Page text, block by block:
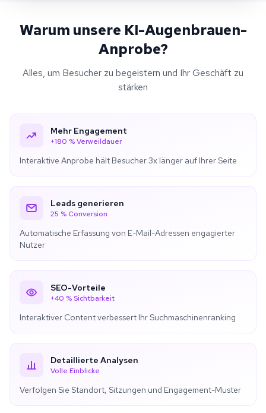
Warum unsere KI-Augenbrauen-
Anprobe?
Alles, um Besucher zu begeistern und Ihr Geschäft zu
stärken
Mehr Engagement
+180 % Verweildauer
Interaktive Anprobe hält Besucher 3x länger auf Ihrer Seite
Leads generieren
25 % Conversion
Automatische Erfassung von E-Mail-Adressen engagierter
Nutzer
SEO-Vorteile
+40 % Sichtbarkeit
Interaktiver Content verbessert Ihr Suchmaschinenranking
Detaillierte Analysen
Volle Einblicke
Verfolgen Sie Standort, Sitzungen und Engagement-Muster